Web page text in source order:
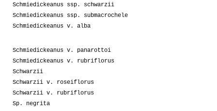
Schmiedickeanus ssp. schwarzii
Schmiedickeanus ssp. submacrochele
Schmiedickeanus v. alba
Schmiedickeanus v. panarottoi
Schmiedickeanus v. rubriflorus
Schwarzii
Schwarzii v. roseiflorus
Schwarzii v. rubriflorus
Sp. negrita